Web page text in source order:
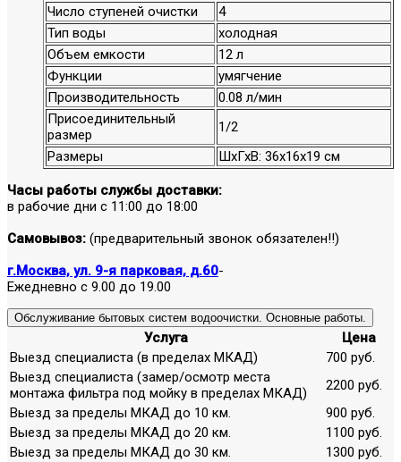
Число ступеней очистки
4
Тип воды
холодная
Объем емкости
12 л
Функции
умягчение
Производительность
0.08 л/мин
Присоединительный
размер
1/2
Размеры
ШхГхВ: 36х16х19 см
Часы работы службы доставки:
в рабочие дни с 11:00 до 18:00
Самовывоз: (предварительный звонок обязателен!!)
г.Москва, ул. 9-я парковая, д.60-
Ежедневно с 9.00 до 19.00
Обслуживание бытовых систем водоочистки. Основные работы.
Услуга
Цена
Выезд специалиста (в пределах МКАД)
700 руб.
Выезд специалиста (замер/осмотр места
монтажа фильтра под мойку в пределах МКАД)
2200 руб.
Выезд за пределы МКАД до 10 км.
900 руб.
Выезд за пределы МКАД до 20 км.
1100 руб.
Выезд за пределы МКАД до 30 км.
1300 руб.